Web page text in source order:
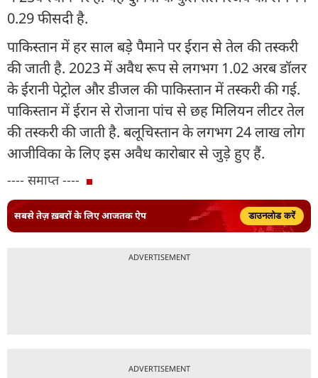
0.29 फीसदी है.
पाकिस्तान में हर साल बड़े पैमाने पर ईरान से तेल की तस्करी
की जाती है. 2023 में अवैध रूप से लगभग 1.02 अरब डॉलर
के ईरानी पेट्रोल और डीजल की पाकिस्तान में तस्करी की गई.
पाकिस्तान में ईरान से रोजाना पांच से छह मिलियन लीटर तेल
की तस्करी की जाती है. बलूचिस्तान के लगभग 24 लाख लोग
आजीविका के लिए इस अवैध कारोबार से जुड़े हुए हैं.
---- समाप्त ----
सबसे तेज़ ख़बरों के लिए आजतक ऐप डाउनलोड करें
ADVERTISEMENT
ADVERTISEMENT